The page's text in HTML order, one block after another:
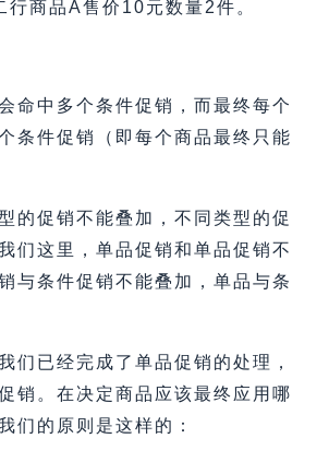
行商品A售价10元数量2件。
命中多个条件促销，而最终每个
条件促销（即每个商品最终只能
的促销不能叠加，不同类型的促
们这里，单品促销和单品促销不
与条件促销不能叠加，单品与条
们已经完成了单品促销的处理，
销。在决定商品应该最终应用哪
们的原则是这样的：